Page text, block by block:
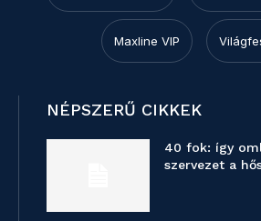
Maxline VIP
NÉPSZERŰ CIKKEK
40 fok: így
szervezet a